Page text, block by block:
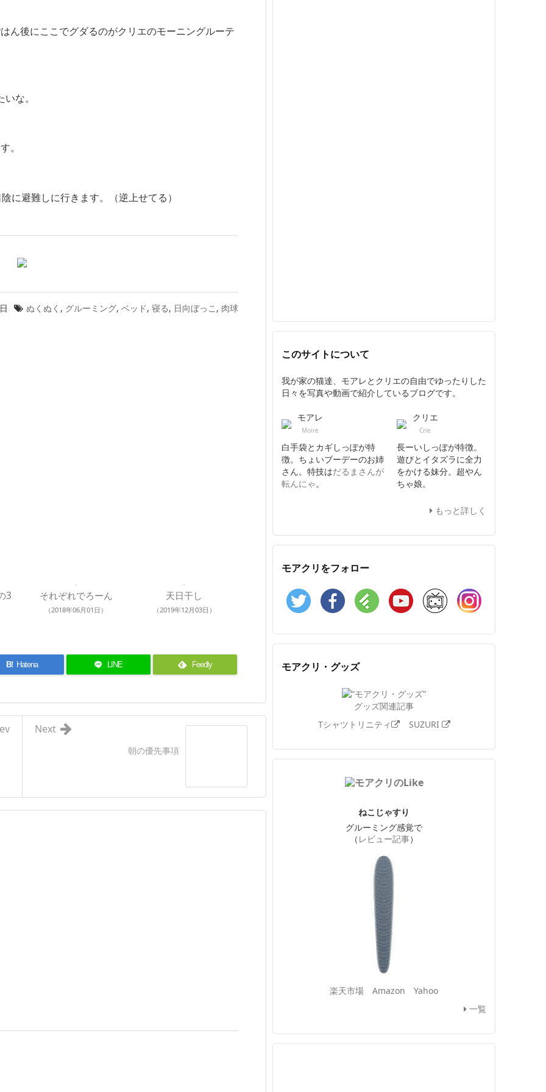
ん後にここでグダるのがクリエのモーニングルーテ
な。
。
に避難しに行きます。（逆上せてる）
ぬくぬく , グルーミング, ベッド, 寝る, 日向ぼっこ , 肉球
3 それぞれでろーん
（2018年06月01日）
天日干し
（2019年12月03日）
B! Hatena LINE Feedly
朝の優先事項
Next
このサイトについて
我が家の猫達、モアレとクリエの自由でゆったりした
日々を写真や動画で紹介しているブログです。
モアレ
Moire
白手袋とカギしっぽが特
徴。ちょいブーデーのお姉
さん。特技はだるまさんが
転んにゃ。
クリエ
Crie
長ーいしっぽが特徴。
遊びとイタズラに全力
をかける妹分。超やん
ちゃ娘。
もっと詳しく
モアクリをフォロー
Twitter Facebook Feedly YouTube ニコニコ動画
モアクリ・グッズ
グッズ関連記事
Tシャツトリニティ
SUZURI
ねこじゃすり
グルーミング感覚で
（ レビュー記事）
楽天市場 Amazon
Yahoo
一覧